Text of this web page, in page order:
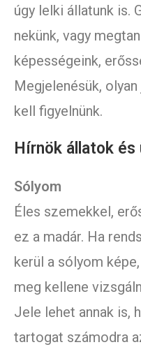
úgy lelki állatunk is.
nekünk, vagy
képességeink,
Megjelenésük,
kell figyelnünk.
Hírnök állatok és
Sólyom
Éles szemekkel,
ez a madár. Ha
kerül a sólyom
meg kellene
Jele lehet annak is,
tartogat számodra